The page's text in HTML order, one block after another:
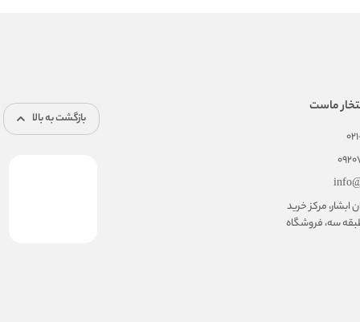
ماست
مرکز خرید
سه، فروشگاه
بازگشت به بالا